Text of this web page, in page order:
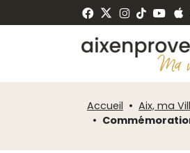
Accueil Aix, ma
de
Panneau de gestion des cookies